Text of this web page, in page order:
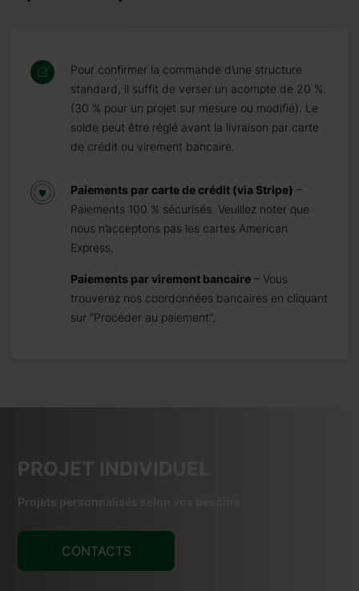
Pour confirmer la commande d’une structure
standard, il suffit de verser un acompte de 20 %.
(30 % pour un projet sur mesure ou modifié). Le
solde peut être réglé avant la livraison par carte
de crédit ou virement bancaire.
Paiements par carte de crédit (via Stripe) –
Paiements 100 % sécurisés. Veuillez noter que
nous n’acceptons pas les cartes American
Express.
Paiements par virement bancaire – Vous
trouverez nos coordonnées bancaires en cliquant
sur “Procéder au paiement”.
PROJET INDIVIDUEL
Projets personnalisés selon vos besoins
CONTACTS